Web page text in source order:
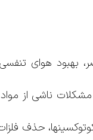
بهبود هوای
ناشی از
حذف